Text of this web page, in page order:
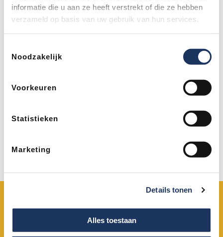
informatie die u aan ze heeft verstrekt of die ze hebben
verzameld op basis van uw gebruik van hun services.
Noodzakelijk
Voorkeuren
Statistieken
Marketing
Details tonen
Alles toestaan
U kunt dan geheel vrijblijvend een offerte aanvragen.
Uw volledige naam
(lokaal tarief)
Maandag t/m vrijdag: